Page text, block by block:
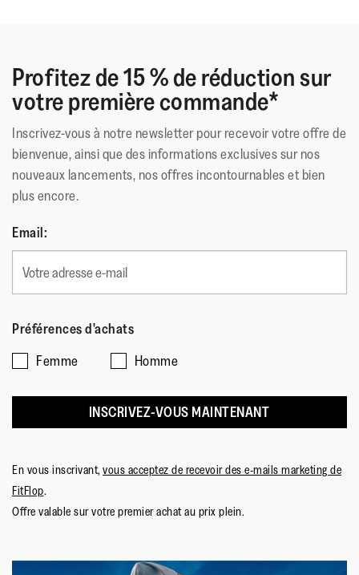
Semelle:
Caoutchouc Antidérapant
Technologie de la Semelle: IQushion
Profitez de 15 % de réduction sur
votre première commande*
Inscrivez-vous à notre newsletter pour recevoir votre offre de
bienvenue, ainsi que des informations exclusives sur nos
nouveaux lancements, nos offres incontournables et bien
plus encore.
Email:
Préférences d'achats
Femme
Homme
INSCRIVEZ-VOUS MAINTENANT
En vous inscrivant, vous acceptez de recevoir des e-mails marketing de
FitFlop.
Offre valable sur votre premier achat au prix plein.